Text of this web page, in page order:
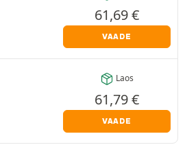
61,69€
VAADE
Laos
61,79€
VAADE